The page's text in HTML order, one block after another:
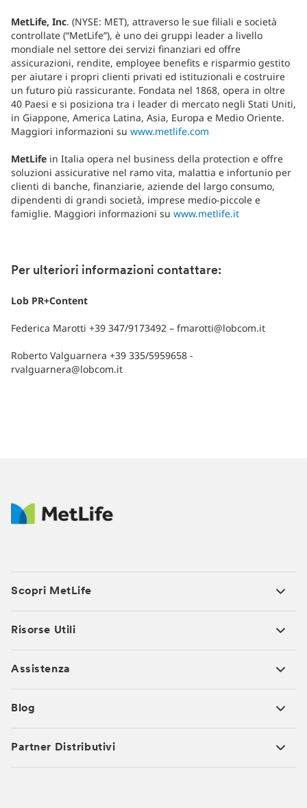
MetLife, Inc. (NYSE: MET), attraverso le sue filiali e società
controllate (“MetLife”), è uno dei gruppi leader a livello
mondiale nel settore dei servizi finanziari ed offre
assicurazioni, rendite, employee benefits e risparmio gestito
per aiutare i propri clienti privati ed istituzionali e costruire
un futuro più rassicurante. Fondata nel 1868, opera in oltre
40 Paesi e si posiziona tra i leader di mercato negli Stati Uniti,
in Giappone, America Latina, Asia, Europa e Medio Oriente.
Maggiori informazioni su www.metlife.com
MetLife in Italia opera nel business della protection e offre
soluzioni assicurative nel ramo vita, malattia e infortunio per
clienti di banche, finanziarie, aziende del largo consumo,
dipendenti di grandi società, imprese medio-piccole e
famiglie. Maggiori informazioni su www.metlife.it
Per ulteriori informazioni contattare:
Lob PR+Content
Federica Marotti +39 347/9173492 – fmarotti@lobcom.it
Roberto Valguarnera +39 335/5959658 -
rvalguarnera@lobcom.it
Scopri MetLife
Risorse Utili
Assistenza
Blog
Partner Distributivi